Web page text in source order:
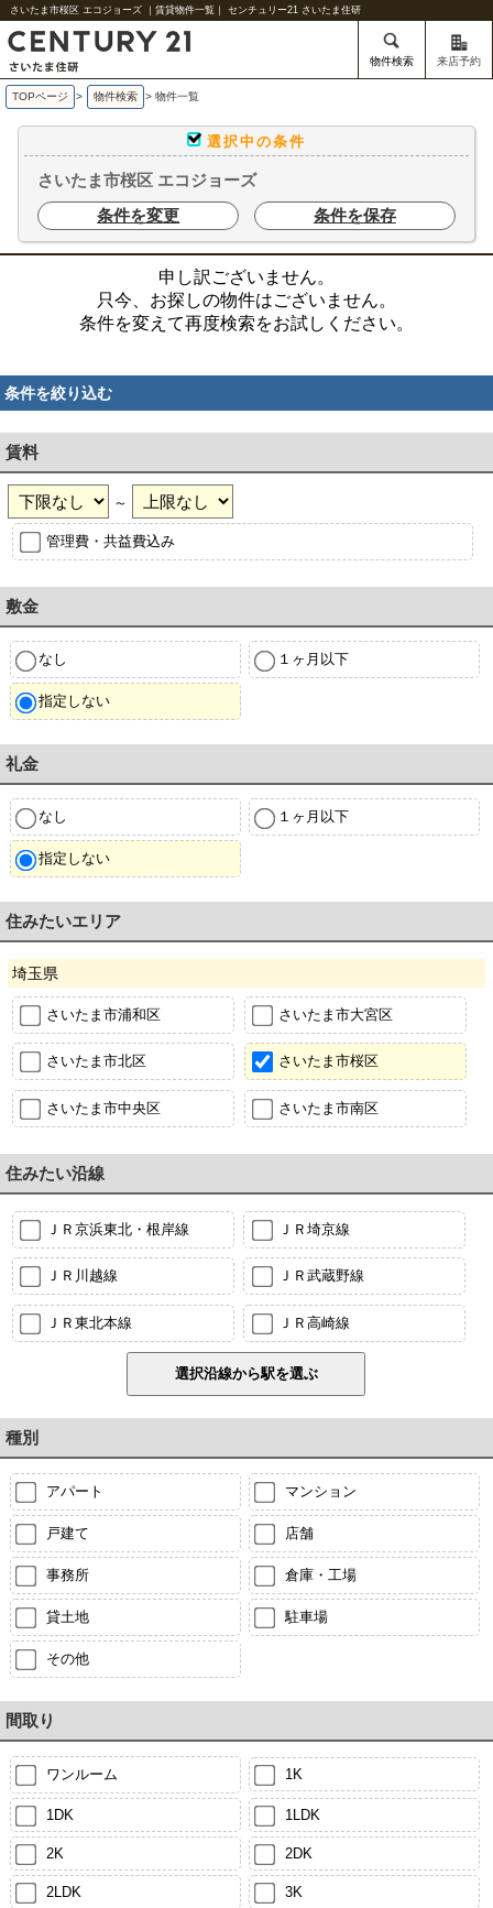
さいたま市桜区 エコジョーズ ｜賃貸物件一覧｜ センチュリー21 さいたま住研
物件検索 来店予約
TOPページ > 物件検索 > 物件一覧
選択中の条件
さいたま市桜区 エコジョーズ
条件を変更
条件を保存
申し訳ございません。
只今、お探しの物件はございません。
条件を変えて再度検索をお試しください。
条件を絞り込む
賃料
～
管理費・共益費込み
敷金
なし １ヶ月以下
指定しない
礼金
なし １ヶ月以下
指定しない
住みたいエリア
埼玉県
さいたま市浦和区 さいたま市大宮区
さいたま市北区 さいたま市桜区
さいたま市中央区 さいたま市南区
住みたい沿線
ＪＲ京浜東北・根岸線 ＪＲ埼京線
ＪＲ川越線 ＪＲ武蔵野線
ＪＲ東北本線 ＪＲ高崎線
種別
アパート マンション
戸建て 店舗
事務所 倉庫・工場
貸土地 駐車場
その他
間取り
ワンルーム 1K
1DK 1LDK
2K 2DK
2LDK 3K